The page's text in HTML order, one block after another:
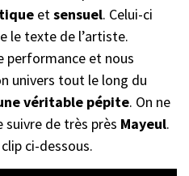
etsensuel. Celui-ci
le texte de l’artiste.
performance et nous
univers tout le long du
véritable pépite. On ne
suivre de très près Mayeul.
ci-dessous.